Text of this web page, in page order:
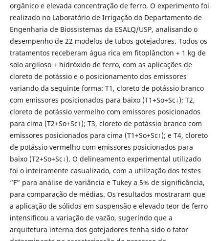
orgânico e elevada concentração de ferro. O experimento foi
realizado no Laboratório de Irrigação do Departamento de
Engenharia de Biossistemas da ESALQ/USP, analisando o
desempenho de 22 modelos de tubos gotejadores. Todos os
tratamentos receberam água rica em fitoplâncton + 1 kg de
solo argiloso + hidróxido de ferro, com as aplicações de
cloreto de potássio e o posicionamento dos emissores
variando da seguinte forma: T1, cloreto de potássio branco
com emissores posicionados para baixo (T1+So+Sc↓); T2,
cloreto de potássio vermelho com emissores posicionados
para cima (T2+So+Sc↑); T3, cloreto de potássio branco com
emissores posicionados para cima (T1+So+Sc↑); e T4, cloreto
de potássio vermelho com emissores posicionados para
baixo (T2+So+Sc↓). O delineamento experimental utilizado
foi o inteiramente casualizado, com a utilização dos testes
“F” para análise de variância e Tukey a 5% de significância,
para comparação de médias. Os resultados mostraram que
a aplicação de sólidos em suspensão e elevado teor de ferro
intensificou a variação de vazão, sugerindo que a
arquitetura interna dos gotejadores tenha sido o fator